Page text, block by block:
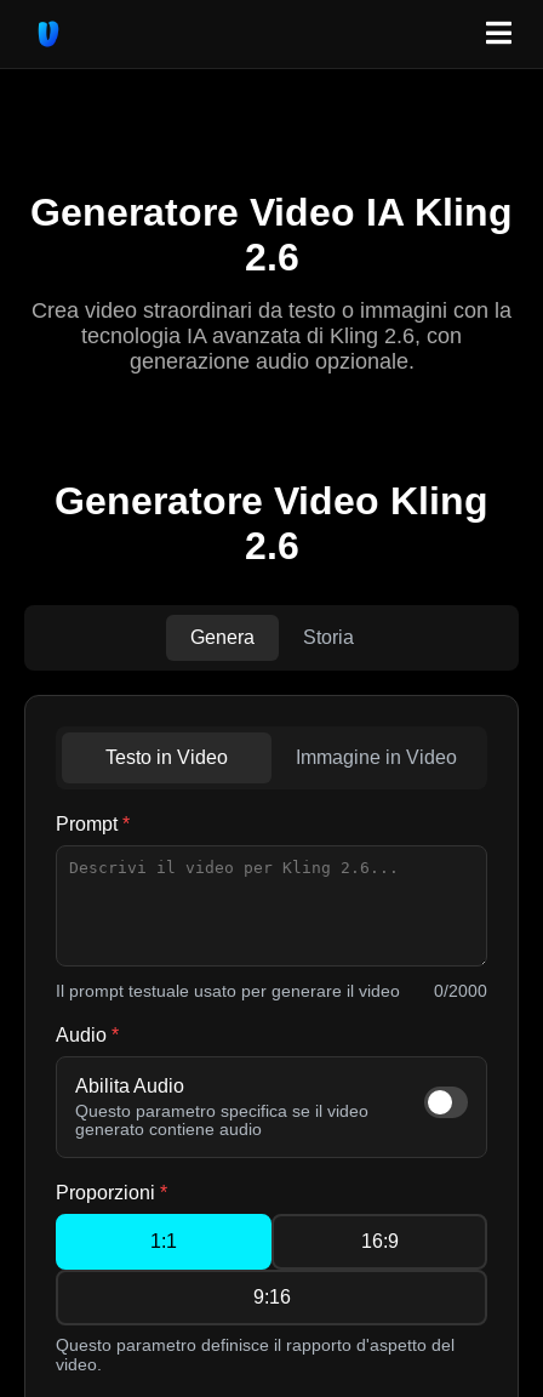
Generatore Video IA Kling
2.6
Crea video straordinari da testo o immagini con la
tecnologia IA avanzata di Kling 2.6, con
generazione audio opzionale.
Generatore Video Kling
2.6
Genera Storia
Testo in Video Immagine in Video
Prompt*
Il prompt testuale usato per generare il video 0/2000
Audio *
Abilita Audio
Questo parametro specifica se il video
generato contiene audio
Proporzioni *
1:1 16:9
9:16
Questo parametro definisce il rapporto d'aspetto del
video.